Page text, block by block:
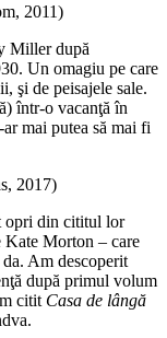
2011)
Miller după
Un omagiu pe care
şi de peisajele sale.
într-o vacanţă în
mai putea să mai fi
2017)
opri din cititul lor
Kate Morton – care
Am descoperit
după primul volum
citit Casa de lângă